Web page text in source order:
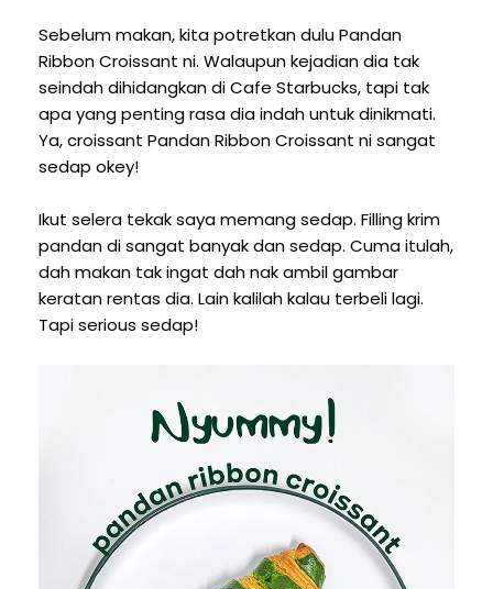
Sebelum makan, kita potretkan dulu Pandan
Ribbon Croissant ni. Walaupun kejadian dia tak
seindah dihidangkan di Cafe Starbucks, tapi tak
apa yang penting rasa dia indah untuk dinikmati.
Ya, croissant Pandan Ribbon Croissant ni sangat
sedap okey!
Ikut selera tekak saya memang sedap. Filling krim
pandan di sangat banyak dan sedap. Cuma itulah,
dah makan tak ingat dah nak ambil gambar
keratan rentas dia. Lain kalilah kalau terbeli lagi.
Tapi serious sedap!